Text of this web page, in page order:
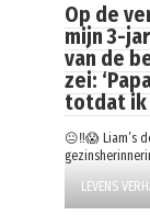
Op de
mijn 3-
van de
zei:
totdat ik
😐‼️😱 Liam’s
LEVENS